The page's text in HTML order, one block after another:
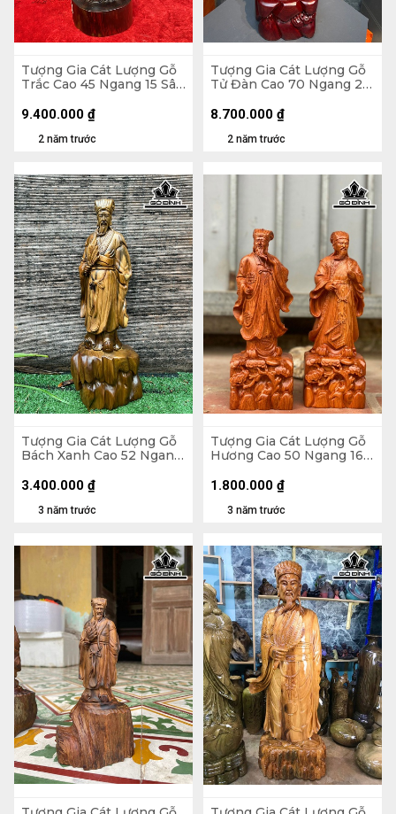
Tượng Gia Cát Lượng Gỗ
Trắc Cao 45 Ngang 15 Sâu
2 năm trước
9.400.000 ₫
Tượng Gia Cát Lượng Gỗ
Tử Đàn Cao 70 Ngang 25
2 năm trước
8.700.000 ₫
Tượng Gia Cát Lượng Gỗ
Bách Xanh Cao 52 Ngang
3 năm trước
3.400.000 ₫
Tượng Gia Cát Lượng Gỗ
Hương Cao 50 Ngang 16
3 năm trước
1.800.000 ₫